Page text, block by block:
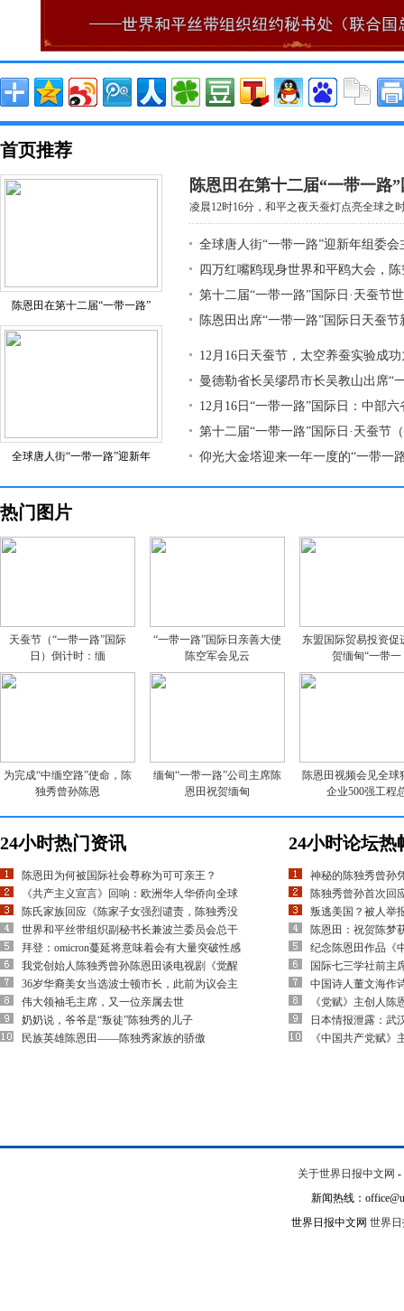
首页推荐
陈恩田在第十二届“一带一路”
全球唐人街“一带一路”迎新年
陈恩田在第十二届“一带一路”
凌晨12时16分，和平之夜天蚕灯点亮全球之
全球唐人街“一带一路”迎新年组委会
四万红嘴鸥现身世界和平鸥大会，
第十二届“一带一路”国际日·天蚕节
陈恩田出席“一带一路”国际日天蚕节
12月16日天蚕节，太空养蚕实验成
曼德勒省长吴缪昂市长吴教山出席“
12月16日“一带一路”国际日：中部六
第十二届“一带一路”国际日·天蚕节
仰光大金塔迎来一年一度的“一带一
热门图片
天蚕节（“一带一路”国际
日）倒计时：缅
“一带一路”国际日亲善大使
陈空军会见云
东盟国际贸易投资促
贺缅甸“一带一
为完成“中缅空路”使命，陈
独秀曾孙陈恩
缅甸“一带一路”公司主席陈
恩田祝贺缅甸
陈恩田视频会见全球
企业500强工程
24小时热门资讯
陈恩田为何被国际社会尊称为可可亲王？
《共产主义宣言》回响：欧洲华人华侨向全球
陈氏家族回应《陈家子女强烈谴责，陈独秀没
世界和平丝带组织副秘书长兼波兰委员会总干
拜登：omicron蔓延将意味着会有大量突破性感
我党创始人陈独秀曾孙陈恩田谈电视剧《觉醒
36岁华裔美女当选波士顿市长，此前为议会主
伟大领袖毛主席，又一位亲属去世
奶奶说，爷爷是“叛徒”陈独秀的儿子
民族英雄陈恩田——陈独秀家族的骄傲
24小时论坛热
神秘的陈独秀曾孙
陈独秀曾孙首次回
叛逃美国？被人举
陈恩田：祝贺陈梦
纪念陈恩田作品《
国际七三学社前主
中国诗人董文海作
《党赋》主创人
日本情报泄露：武
《中国共产党赋》
关于世界日报中文网 -
新闻热线：
世界日报中文网 世界